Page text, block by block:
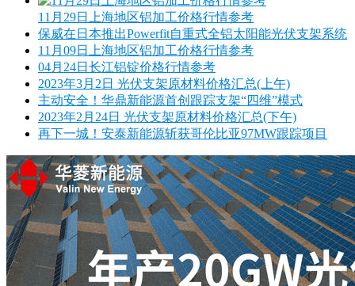
11月29日上海地区铝加工价格行情参考
保威在日本推出Powerfit自重式全铝太阳能光伏支架系统
11月09日上海地区铝加工价格行情参考
04月24日长江铝锭价格行情参考
2023年3月2日 光伏支架原材料价格汇总(上午)
主动安全！华鼎新能源首创跟踪支架“四维”模式
2023年2月24日 光伏支架原材料价格汇总(下午)
再下一城！安泰新能源斩获哥伦比亚97MW跟踪项目